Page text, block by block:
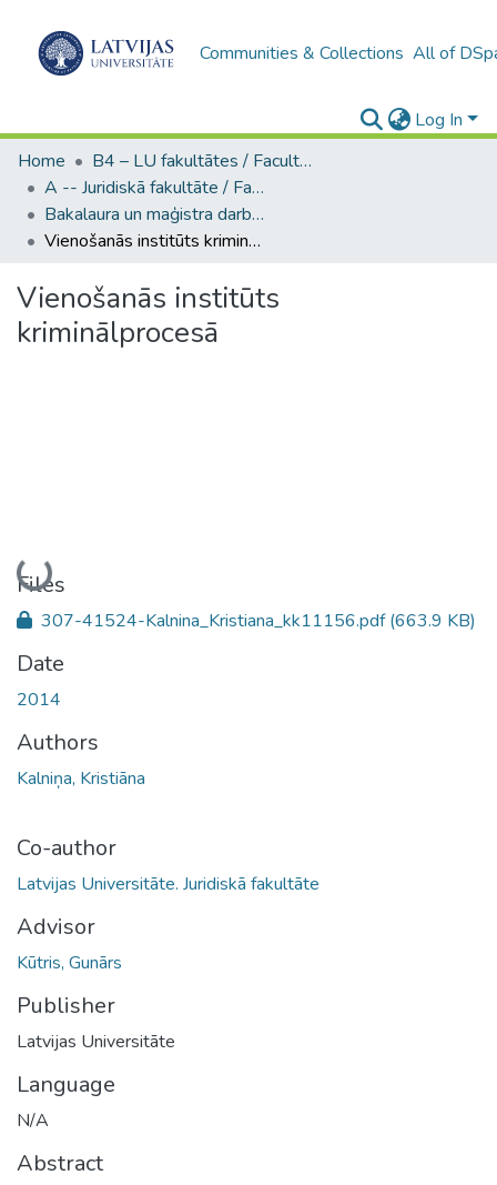
Communities & Collections All of
Log In
Home
B4 – LU fakultātes / Faculties of the UL
A -- Juridiskā fakultāte / Faculty of Law
Bakalaura un maģistra darbi (JF) / Bachelor's and Master's theses
Vienošanās institūts kriminālprocesā
Vienošanās institūts
kriminālprocesā
Loading...
Files
307-41524-Kalnina_Kristiana_kk11156.pdf(663.9 KB)
Date
2014
Authors
Kalniņa, Kristiāna
Co-author
Latvijas Universitāte. Juridiskā fakultāte
Advisor
Kūtris, Gunārs
Publisher
Latvijas Universitāte
Language
N/A
Abstract